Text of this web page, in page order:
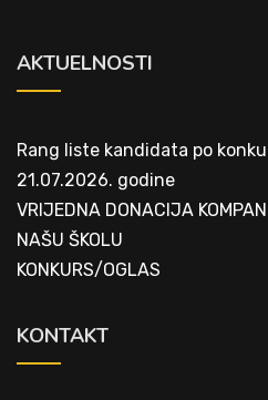
AKTUELNOSTI
Rang liste kandidata po
21.07.2026. godine
VRIJEDNA DONACIJA
NAŠU ŠKOLU
KONKURS/OGLAS
KONTAKT